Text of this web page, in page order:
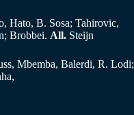
Hato, B. Sosa; Tahirovic,
Brobbei. All. Steijn
Mbemba, Balerdi, R. Lodi;